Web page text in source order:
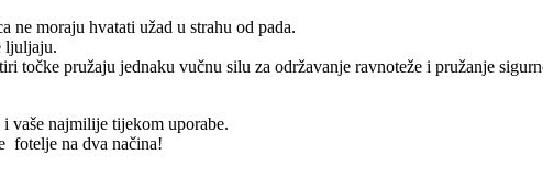
ne moraju hvatati užad u strahu od pada.
ljuljaju.
točke pružaju jednaku vučnu silu za održavanje ravnoteže i pružanje
vaše najmilije tijekom uporabe.
fotelje na dva načina!